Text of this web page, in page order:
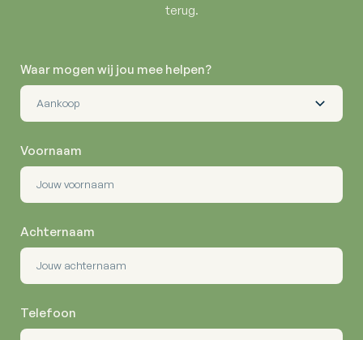
terug.
Waar mogen wij jou mee helpen?
Voornaam
Achternaam
Telefoon